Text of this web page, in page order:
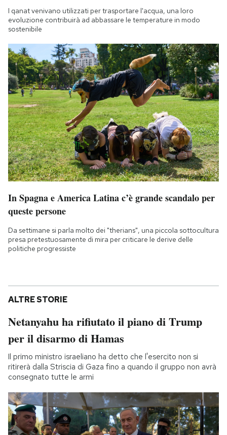
I qanat venivano utilizzati per trasportare l'acqua, una loro
evoluzione contribuirà ad abbassare le temperature in modo
sostenibile
In Spagna e America Latina c’è grande scandalo per
queste persone
Da settimane si parla molto dei "therians", una piccola sottocultura
presa pretestuosamente di mira per criticare le derive delle
politiche progressiste
ALTRE STORIE
Netanyahu ha rifiutato il piano di Trump
per il disarmo di Hamas
Il primo ministro israeliano ha detto che l'esercito non si
ritirerà dalla Striscia di Gaza fino a quando il gruppo non avrà
consegnato tutte le armi